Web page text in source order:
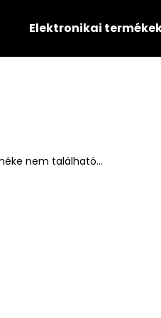
Elektronikai
nem található...